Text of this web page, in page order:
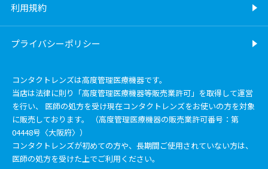
利用規約
プライバシーポリシー
コンタクトレンズは高度管理医療機器です。
当店は法律に則り「高度管理医療機器等販売業許可」を取得して運営
を行い、 医師の処方を受け現在コンタクトレンズをお使いの方を対象
に販売しております。 （高度管理医療機器の販売業許可番号：第
04448号〈大阪府〉）
コンタクトレンズが初めての方や、長期間ご使用されていない方は、
医師の処方を受けた上でご利用ください。